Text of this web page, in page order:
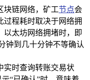
块链网络，矿工节点会
过程耗时取决于网络拥
以太坊网络拥堵时，即
钟到几十分钟不等确认
实时查询转账交易状